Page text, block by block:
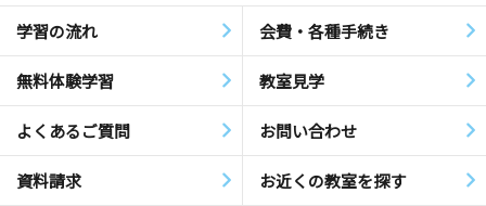
学習の流れ 会費・各種手続き
無料体験学習 教室見学
よくあるご質問 お問い合わせ
資料請求 お近くの教室を探す